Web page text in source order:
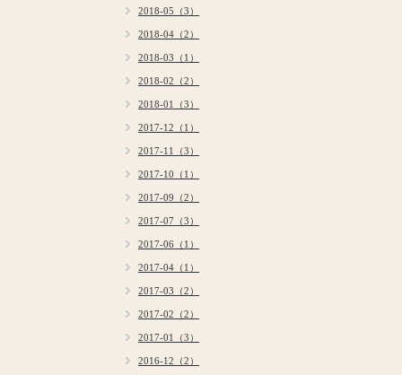
2018-05（3）
2018-04（2）
2018-03（1）
2018-02（2）
2018-01（3）
2017-12（1）
2017-11（3）
2017-10（1）
2017-09（2）
2017-07（3）
2017-06（1）
2017-04（1）
2017-03（2）
2017-02（2）
2017-01（3）
2016-12（2）